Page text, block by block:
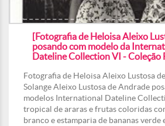
[Fotografia de Heloisa Aleixo
posando com modelo da
Dateline Collection VI - Coleção
Fotografia de Heloisa Aleixo Lustosa
Solange Aleixo Lustosa de Andrade
modelos International Dateline
tropical de araras e frutas coloridas
branco e estamparia de bananas verde